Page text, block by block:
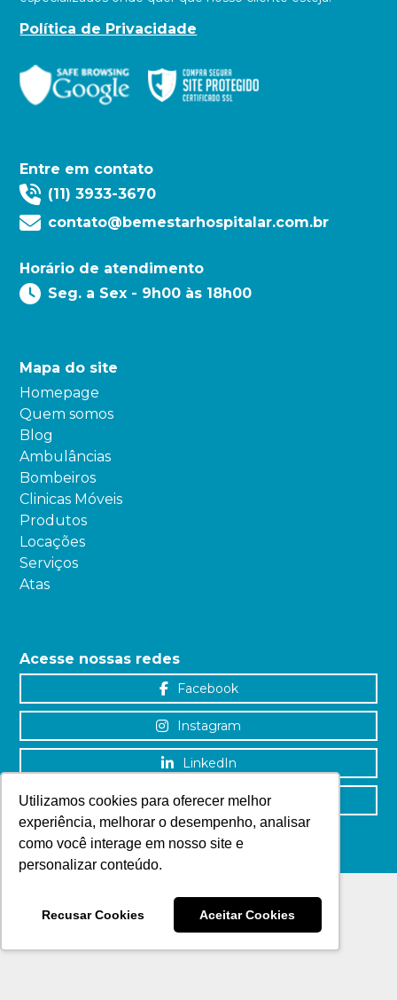
Utilizamos cookies para oferecer melhor
experiência, melhorar o desempenho, analisar
como você interage em nosso site e
personalizar conteúdo.
Recusar Cookies Aceitar Cookies
Política de Privacidade
Entre em contato
(11) 3933-3670
contato@bemestarhospitalar.com.br
Horário de atendimento
Seg. a Sex - 9h00 às 18h00
Mapa do site
Homepage
Quem somos
Blog
Ambulâncias
Bombeiros
Clinicas Móveis
Produtos
Locações
Serviços
Atas
Acesse nossas redes
Facebook
Instagram
LinkedIn
YouTube